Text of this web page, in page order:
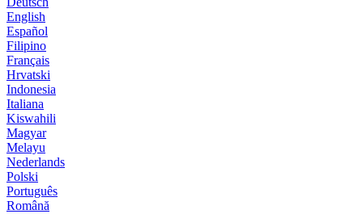
English
Español
Filipino
Français
Hrvatski
Indonesia
Italiana
Kiswahili
Magyar
Melayu
Nederlands
Polski
Português
Română